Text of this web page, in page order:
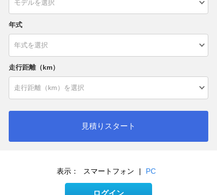
年式
走行距離（km）
見積りスタート
表示： スマートフォン | PC
ログイン